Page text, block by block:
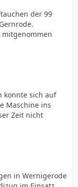
der 99
mitgenommen
konnte sich auf
Maschine ins
Zeit nicht
in Wernigerode